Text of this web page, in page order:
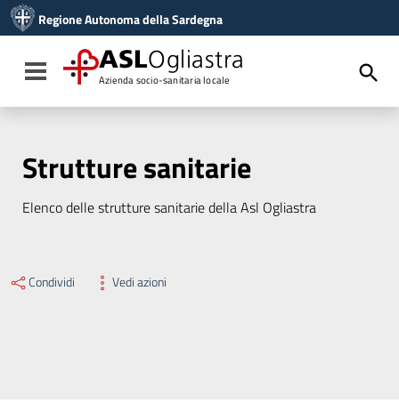
Vai al menu di navigazione
Vai al footer
Regione Autonoma della Sardegna
Toggle navigation
ASLOgliastra
Azienda socio-sanitaria locale
Strutture sanitarie
Elenco delle strutture sanitarie della Asl Ogliastra
Condividi Vedi azioni